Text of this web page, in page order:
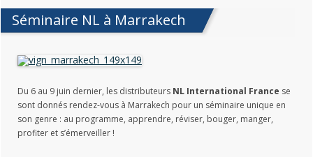
Séminaire NL à Marrakech
Du 6 au 9 juin dernier, les distributeurs NL International France se
sont donnés rendez-vous à Marrakech pour un séminaire unique en
son genre : au programme, apprendre, réviser, bouger, manger,
profiter et s’émerveiller !